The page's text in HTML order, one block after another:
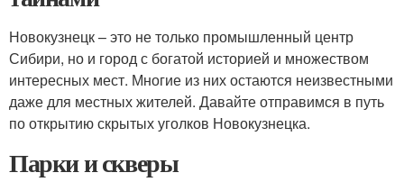
Новокузнецк – это не только промышленный центр
Сибири, но и город с богатой историей и множеством
интересных мест. Многие из них остаются неизвестными
даже для местных жителей. Давайте отправимся в путь
по открытию скрытых уголков Новокузнецка.
Парки и скверы